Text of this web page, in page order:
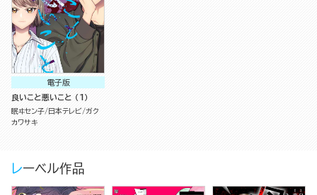
電子版
良いこと悪いこと （1）
眠ヰセン子 日本テレビ ガク
カワサキ
レーベル作品